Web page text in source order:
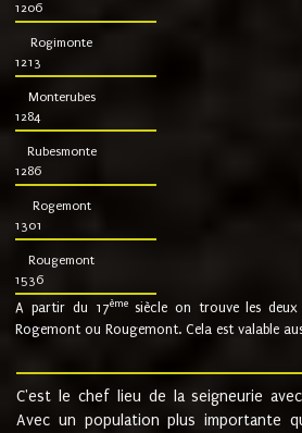
1206
Rogimonte
1213
Monterubes
1284
Rubesmonte
1286
Rogemont
1301
Rougemont
1536
A partir du 17ème siècle on trouve les
Rogemont ou Rougemont. Cela est valable
C'est le chef lieu de la seigneurie
Avec un population plus importante